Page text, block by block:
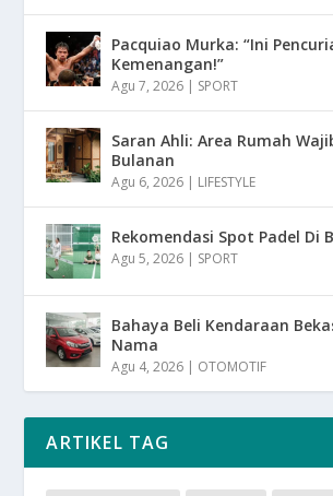
Pacquiao Murka: “Ini
Kemenangan!”
Agu 7, 2026 | SPORT
Saran Ahli: Area Rumah
Bulanan
Agu 6, 2026 | LIFESTYLE
Rekomendasi Spot Padel Di
Agu 5, 2026 | SPORT
Bahaya Beli Kendaraan
Nama
Agu 4, 2026 | OTOMOTIF
ARTIKEL TAG